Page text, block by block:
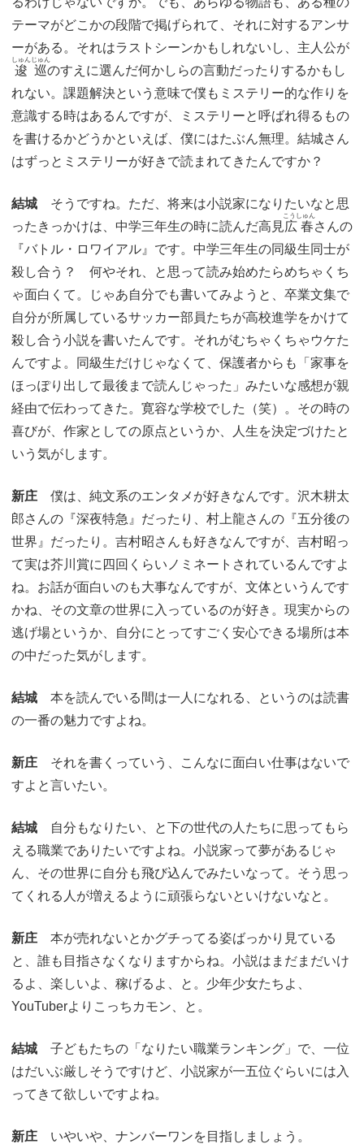
テーマがどこかの段階で掲げられて、それに対するアンサ
ーがある。それはラストシーンかもしれないし、主人公が
逡巡
しゅんじゅん
のすえに選んだ何かしらの言動だったりするかもし
れない。課題解決という意味で僕もミステリー的な作りを
意識する時はあるんですが、ミステリーと呼ばれ得るもの
を書けるかどうかといえば、僕にはたぶん無理。結城さん
はずっとミステリーが好きで読まれてきたんですか？
結城 そうですね。ただ、将来は小説家になりたいなと思
ったきっかけは、中学三年生の時に読んだ高見広春
こうしゅん
さんの
『バトル・ロワイアル』です。中学三年生の同級生同士が
殺し合う？ 何やそれ、と思って読み始めたらめちゃくち
ゃ面白くて。じゃあ自分でも書いてみようと、卒業文集で
自分が所属しているサッカー部員たちが高校進学をかけて
殺し合う小説を書いたんです。それがむちゃくちゃウケた
んですよ。同級生だけじゃなくて、保護者からも「家事を
ほっぽり出して最後まで読んじゃった」みたいな感想が親
経由で伝わってきた。寛容な学校でした（笑）。その時の
喜びが、作家としての原点というか、人生を決定づけたと
いう気がします。
新庄 僕は、純文系のエンタメが好きなんです。沢木耕太
郎さんの『深夜特急』だったり、村上龍さんの『五分後の
世界』だったり。吉村昭さんも好きなんですが、吉村昭っ
て実は芥川賞に四回くらいノミネートされているんですよ
ね。お話が面白いのも大事なんですが、文体というんです
かね、その文章の世界に入っているのが好き。現実からの
逃げ場というか、自分にとってすごく安心できる場所は本
の中だった気がします。
結城 本を読んでいる間は一人になれる、というのは読書
の一番の魅力ですよね。
新庄 それを書くっていう、こんなに面白い仕事はないで
すよと言いたい。
結城 自分もなりたい、と下の世代の人たちに思ってもら
える職業でありたいですよね。小説家って夢があるじゃ
ん、その世界に自分も飛び込んでみたいなって。そう思っ
てくれる人が増えるように頑張らないといけないなと。
新庄 本が売れないとかグチってる姿ばっかり見ている
と、誰も目指さなくなりますからね。小説はまだまだいけ
るよ、楽しいよ、稼げるよ、と。少年少女たちよ、
YouTuberよりこっちカモン、と。
結城 子どもたちの「なりたい職業ランキング」で、一位
はだいぶ厳しそうですけど、小説家が一五位ぐらいには入
ってきて欲しいですよね。
新庄 いやいや、ナンバーワンを目指しましょう。